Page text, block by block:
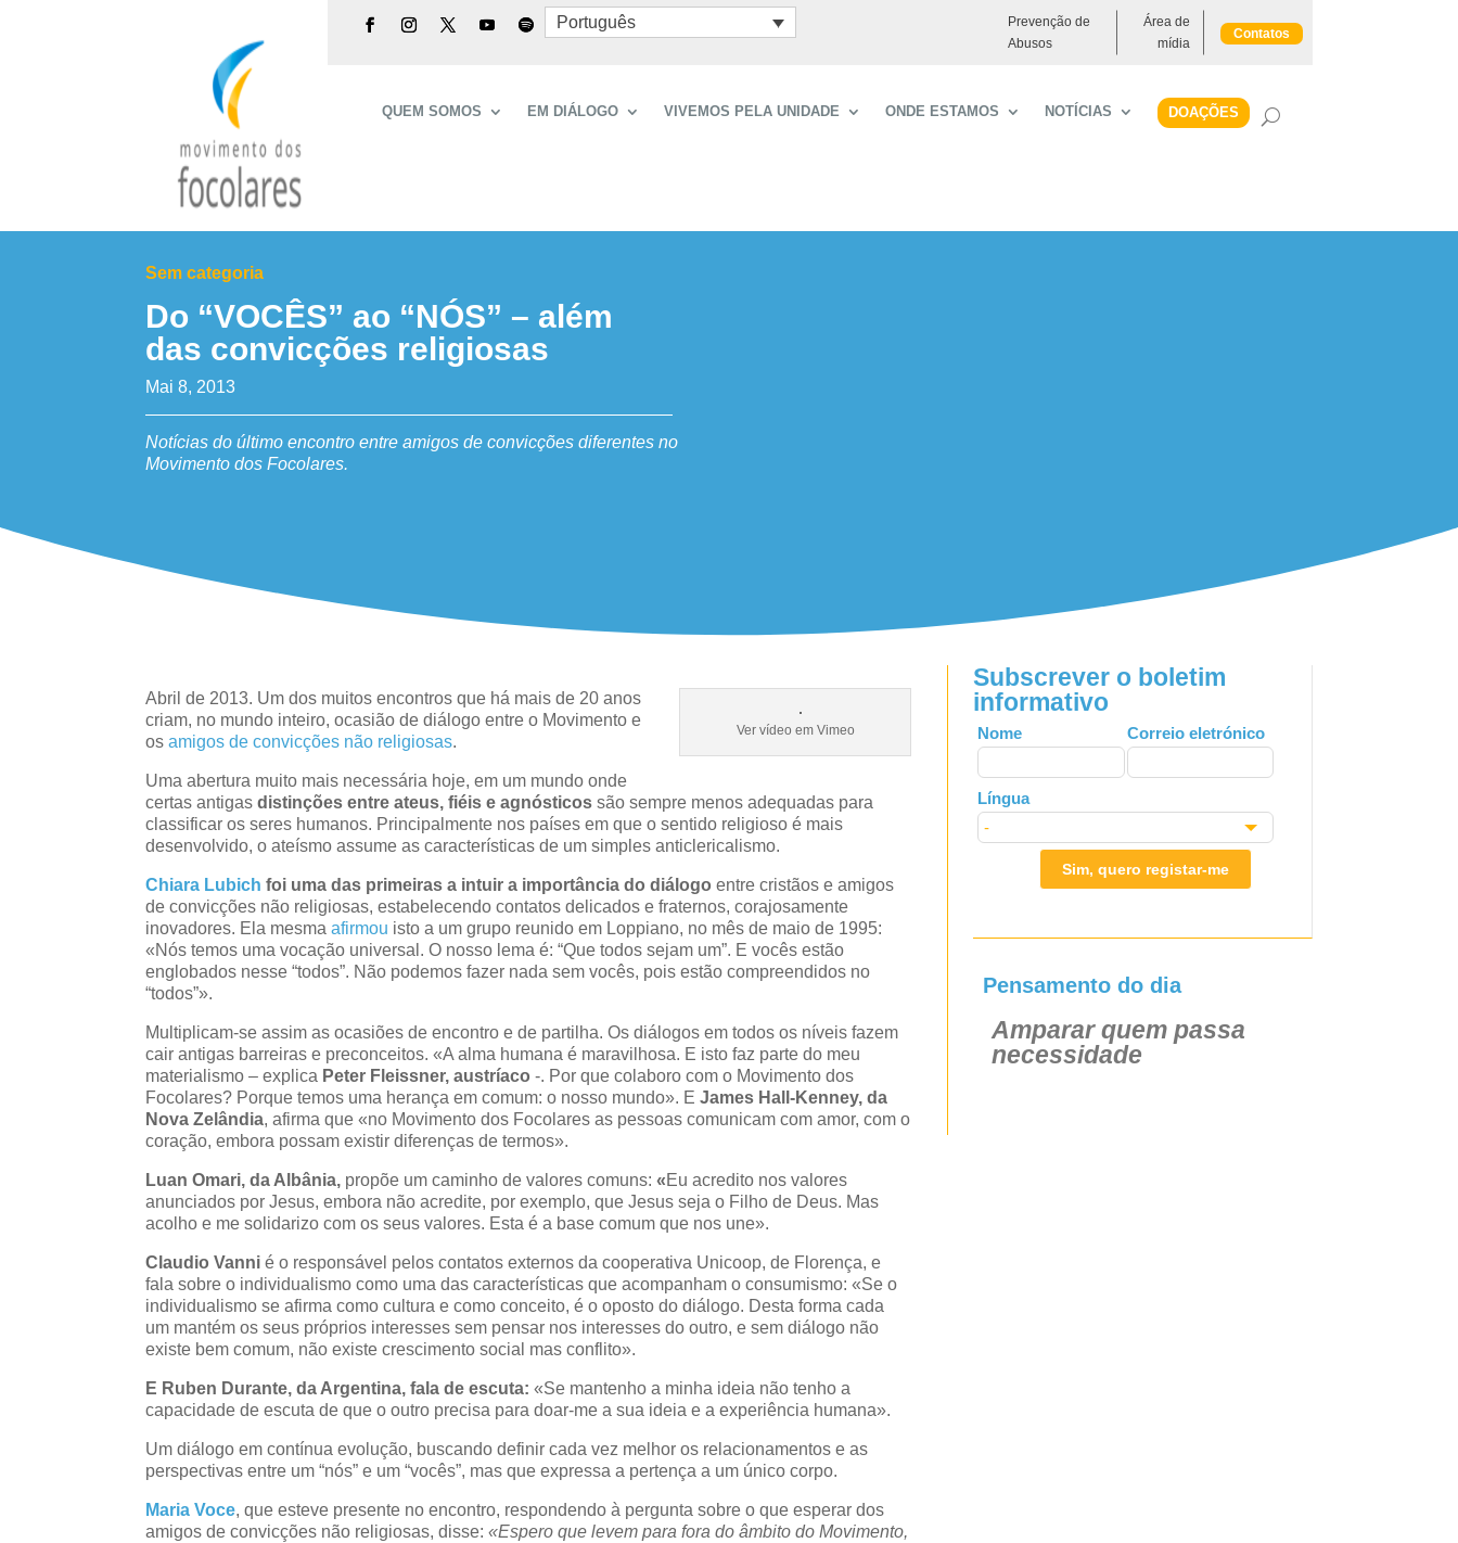
Português
Prevenção de
Abusos
Área de
mídia
Contatos
QUEM SOMOS EM DIÁLOGO VIVEMOS PELA UNIDADE ONDE ESTAMOS NOTÍCIAS DOAÇÕES
Sem categoria
Do “VOCÊS” ao “NÓS” – além
das convicções religiosas
Mai 8, 2013
Notícias do último encontro entre amigos de convicções diferentes no
Movimento dos Focolares.
Ver vídeo em Vimeo
Abril de 2013. Um dos muitos encontros que há mais de 20 anos
criam, no mundo inteiro, ocasião de diálogo entre o Movimento e
osamigos de convicções não religiosas.
Uma abertura muito mais necessária hoje, em um mundo onde
certas antigasdistinções entre ateus, fiéis e agnósticos são sempre menos adequadas para
classificar os seres humanos. Principalmente nos países em que o sentido religioso é mais
desenvolvido, o ateísmo assume as características de um simples anticlericalismo.
Chiara Lubich foi uma das primeiras a intuir a importância do diálogo entre cristãos e amigos
de convicções não religiosas, estabelecendo contatos delicados e fraternos, corajosamente
inovadores. Ela mesmaafirmou isto a um grupo reunido em Loppiano, no mês de maio de 1995:
«Nós temos uma vocação universal. O nosso lema é: “Que todos sejam um”. E vocês estão
englobados nesse “todos”. Não podemos fazer nada sem vocês, pois estão compreendidos no
“todos”».
Multiplicam-se assim as ocasiões de encontro e de partilha. Os diálogos em todos os níveis fazem
cair antigas barreiras e preconceitos. «A alma humana é maravilhosa. E isto faz parte do meu
materialismo – explica Peter Fleissner, austríaco -. Por que colaboro com o Movimento dos
Focolares? Porque temos uma herança em comum: o nosso mundo». EJames Hall-Kenney, da
Nova Zelândia, afirma que «no Movimento dos Focolares as pessoas comunicam com amor, com o
coração, embora possam existir diferenças de termos».
Luan Omari, da Albânia, propõe um caminho de valores comuns: «Eu acredito nos valores
anunciados por Jesus, embora não acredite, por exemplo, que Jesus seja o Filho de Deus. Mas
acolho e me solidarizo com os seus valores. Esta é a base comum que nos une».
Claudio Vanni é o responsável pelos contatos externos da cooperativa Unicoop, de Florença, e
fala sobre o individualismo como uma das características que acompanham o consumismo: «Se o
individualismo se afirma como cultura e como conceito, é o oposto do diálogo. Desta forma cada
um mantém os seus próprios interesses sem pensar nos interesses do outro, e sem diálogo não
existe bem comum, não existe crescimento social mas conflito».
E Ruben Durante, da Argentina, fala de escuta: «Se mantenho a minha ideia não tenho a
capacidade de escuta de que o outro precisa para doar-me a sua ideia e a experiência humana».
Um diálogo em contínua evolução, buscando definir cada vez melhor os relacionamentos e as
perspectivas entre um “nós” e um “vocês”, mas que expressa a pertença a um único corpo.
Maria Voce, que esteve presente no encontro, respondendo à pergunta sobre o que esperar dos
amigos de convicções não religiosas, disse:«Espero que levem para fora do âmbito do Movimento,
Subscrever o boletim
informativo
Leave
this
field
blank
Nome Correio eletrónico
Língua
Sim, quero registar-me
Pensamento do dia
Amparar quem passa
necessidade